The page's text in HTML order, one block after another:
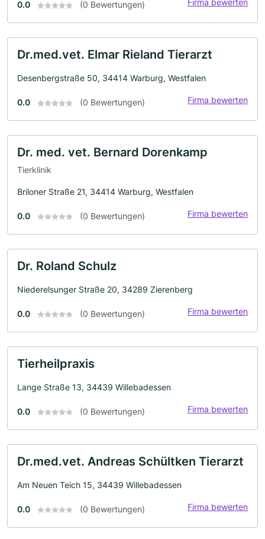
0.0 (0 Bewertungen) Firma bewerten
Dr.med.vet. Elmar Rieland Tierarzt
Desenbergstraße 50, 34414 Warburg, Westfalen
0.0 (0 Bewertungen) Firma bewerten
Dr. med. vet. Bernard Dorenkamp
Tierklinik
Briloner Straße 21, 34414 Warburg, Westfalen
0.0 (0 Bewertungen) Firma bewerten
Dr. Roland Schulz
Niederelsunger Straße 20, 34289 Zierenberg
0.0 (0 Bewertungen) Firma bewerten
Tierheilpraxis
Lange Straße 13, 34439 Willebadessen
0.0 (0 Bewertungen) Firma bewerten
Dr.med.vet. Andreas Schültken Tierarzt
Am Neuen Teich 15, 34439 Willebadessen
0.0 (0 Bewertungen) Firma bewerten